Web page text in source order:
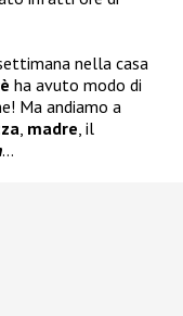
nella casa
ha avuto modo di
Ma andiamo a
, madre, il
…